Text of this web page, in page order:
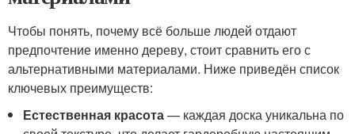
Чтобы понять, почему всё больше людей отдают
предпочтение именно дереву, стоит сравнить его с
альтернативными материалами. Ниже приведён список
ключевых преимуществ:
Естественная красота— каждая доска уникальна по